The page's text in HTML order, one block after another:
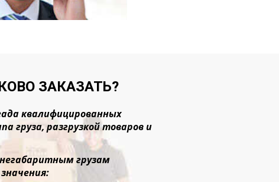
ЗАКАЗАТЬ?
квалифицированных
груза, разгрузкой товаров и
грузам